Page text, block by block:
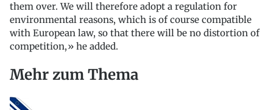
them over. We will therefore adopt a regulation for
environmental reasons, which is of course compatible
with European law, so that there will be no distortion of
competition,» he added.
Mehr zum Thema